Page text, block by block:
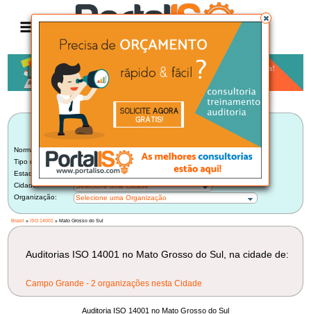
LISTA BRASILEIRA DE AUDITORIAS
Norma:
ISO 14001
Tipo de Auditoria:
Selecione um Tipo
Estado:
Mato Grosso do Sul (2)
Cidade:
Selecione uma Cidade
Organização:
Selecione uma Organização
Brasil »ISO 14001 » Mato Grosso do Sul
Auditorias ISO 14001 no Mato Grosso do Sul, na cidade de:
Campo Grande - 2 organizações nesta Cidade
Auditoria ISO 14001 no Mato Grosso do Sul